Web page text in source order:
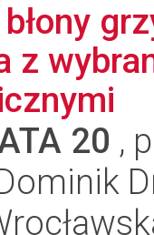
z
20 ,